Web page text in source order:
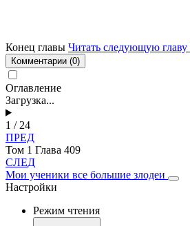
Конец главы Читать следующую главу
Комментарии (0)
Оглавление
Загрузка...
1 / 24
ПРЕД
Том 1 Глава 409
СЛЕД
Мои ученики все большие злодеи
Настройки
Режим чтения